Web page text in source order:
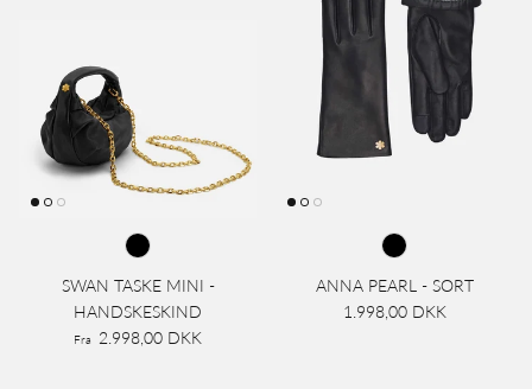
SWAN TASKE MINI -
HANDSKESKIND
Fra 2.998,00 DKK
ANNA PEARL - SORT
1.998,00 DKK